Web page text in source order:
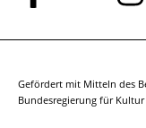
uns
auf
uns
auf
Gefördert mit Mitteln des
Bundesregierung für